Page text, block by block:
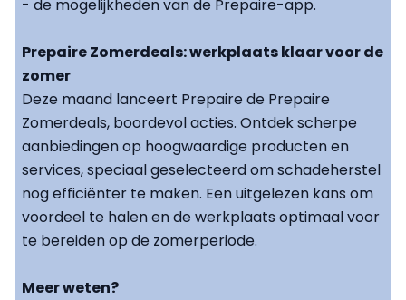
- de mogelijkheden van de Prepaire-app.
Prepaire Zomerdeals: werkplaats klaar voor de
zomer
Deze maand lanceert Prepaire de Prepaire
Zomerdeals, boordevol acties. Ontdek scherpe
aanbiedingen op hoogwaardige producten en
services, speciaal geselecteerd om schadeherstel
nog efficiënter te maken. Een uitgelezen kans om
voordeel te halen en de werkplaats optimaal voor
te bereiden op de zomerperiode.
Meer weten?